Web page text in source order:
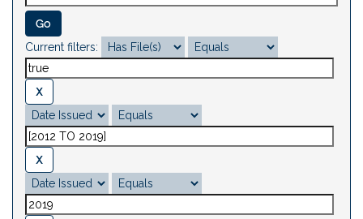
Current filters: